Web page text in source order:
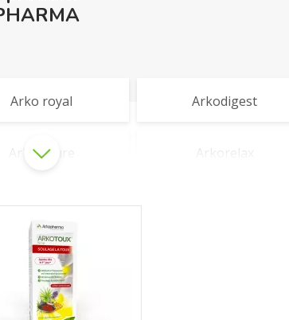
Arko royal Arkodigest
Arkolevure Arkorelax
Cys-control
Olfae
Arkobiotics